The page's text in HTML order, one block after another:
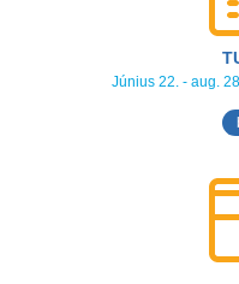
Június 22. - aug.